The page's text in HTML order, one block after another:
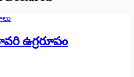
ఉగ్రరూపం